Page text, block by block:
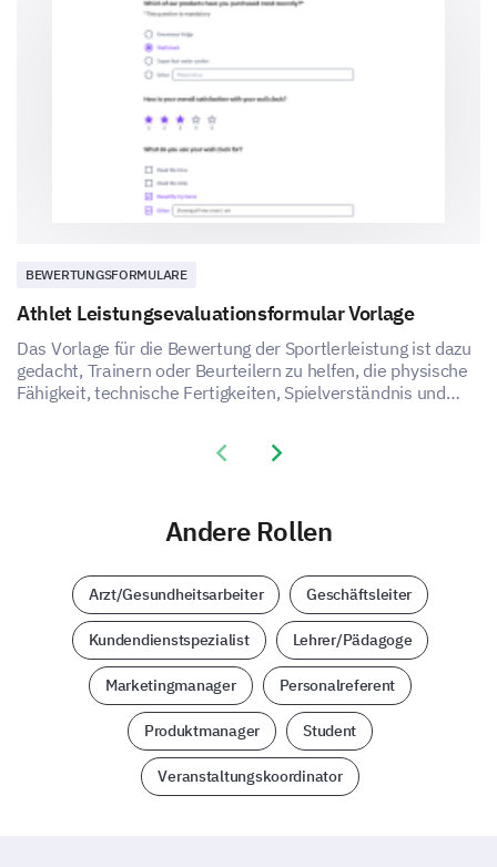
BEWERTUNGSFORMULARE
Athlet Leistungsevaluationsformular Vorlage
Das Vorlage für die Bewertung der Sportlerleistung ist dazu
gedacht, Trainern oder Beurteilern zu helfen, die physische
Fähigkeit, technische Fertigkeiten, Spielverständnis und
Previous slide
Next slide
Andere Rollen
Arzt/Gesundheitsarbeiter Geschäftsleiter
Kundendienstspezialist Lehrer/Pädagoge
Marketingmanager Personalreferent
Produktmanager Student
Veranstaltungskoordinator